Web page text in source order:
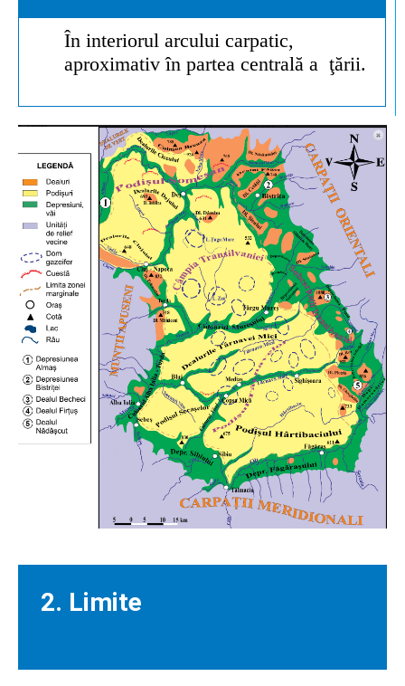
În interiorul arcului carpatic,
aproximativ în partea centrală a ţării.
2. Limite